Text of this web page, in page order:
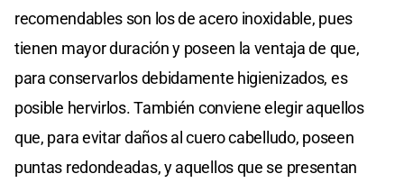
recomendables son los de acero inoxidable, pues
tienen mayor duración y poseen la ventaja de que,
para conservarlos debidamente higienizados, es
posible hervirlos. También conviene elegir aquellos
que, para evitar daños al cuero cabelludo, poseen
puntas redondeadas, y aquellos que se presentan